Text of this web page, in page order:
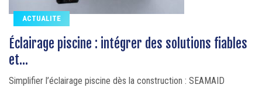
ACTUALITE
Éclairage piscine : intégrer des solutions fiables
et...
Simplifier l’éclairage piscine dès la construction : SEAMAID